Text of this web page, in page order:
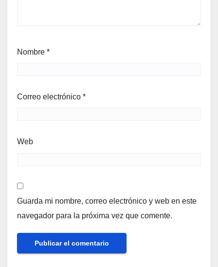
Nombre *
Correo electrónico *
Web
Guarda mi nombre, correo electrónico y web en este
navegador para la próxima vez que comente.